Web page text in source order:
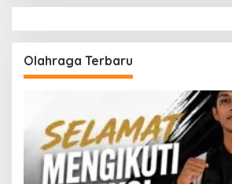
Olahraga Terbaru